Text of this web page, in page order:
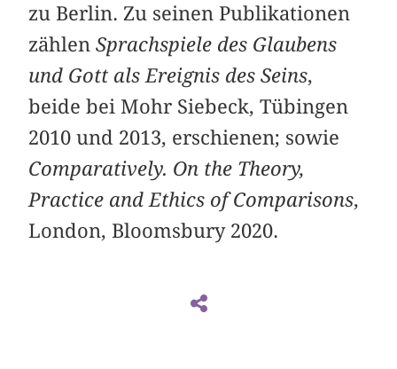
zu Berlin. Zu seinen Publikationen
zählenSprachspiele des Glaubens
und Gott als Ereignis des Seins,
beide bei Mohr Siebeck, Tübingen
2010 und 2013, erschienen; sowie
Comparatively. On the Theory,
Practice and Ethics of Comparisons,
London, Bloomsbury 2020.